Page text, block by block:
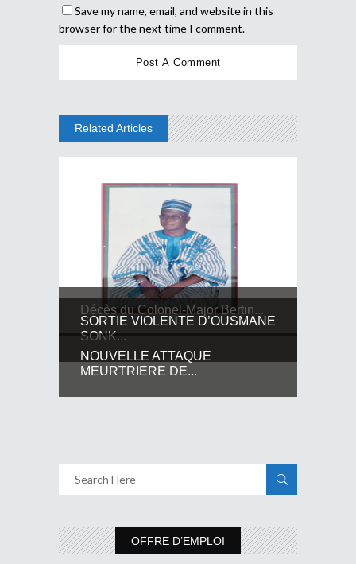
Save my name, email, and website in this
browser for the next time I comment.
Related Articles
Décès du Colonel-Major Bertin...
SORTIE VIOLENTE D’OUSMANE
SONK...
NOUVELLE ATTAQUE
MEURTRIERE DE...
OFFRE D’EMPLOI